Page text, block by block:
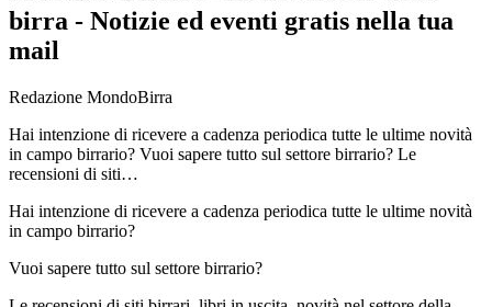
birra - Notizie ed eventi gratis nella tua
mail
Redazione MondoBirra
Hai intenzione di ricevere a cadenza periodica tutte le ultime novità
in campo birrario? Vuoi sapere tutto sul settore birrario? Le
recensioni di siti…
Hai intenzione di ricevere a cadenza periodica tutte le ultime novità
in campo birrario?
Vuoi sapere tutto sul settore birrario?